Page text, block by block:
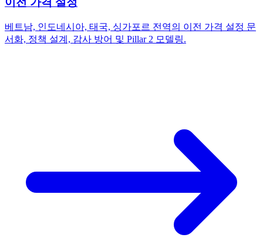
베트남, 인도네시아, 태국, 싱가포르 전역의 이전 가격 설정 문
서화, 정책 설계, 감사 방어 및 Pillar 2 모델링.